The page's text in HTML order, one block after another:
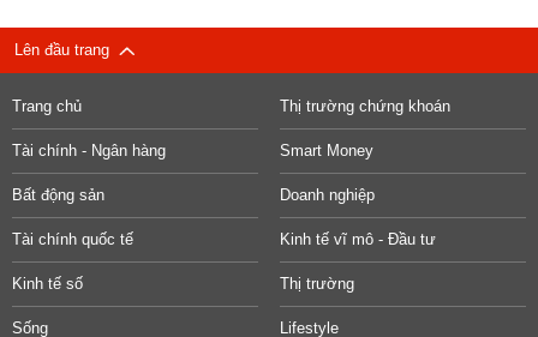
Lên đầu trang
Trang chủ Thị trường chứng khoán
Tài chính - Ngân hàng Smart Money
Bất động sản Doanh nghiệp
Tài chính quốc tế Kinh tế vĩ mô - Đầu tư
Kinh tế số Thị trường
Sống Lifestyle